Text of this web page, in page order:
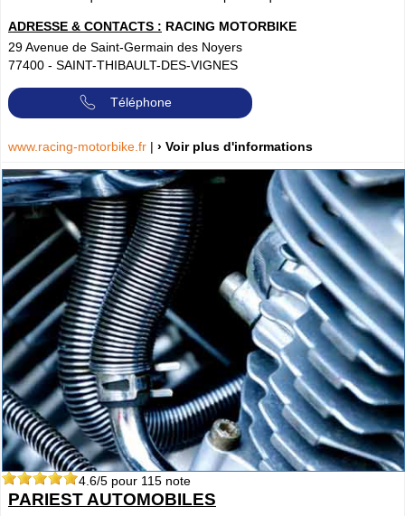
ADRESSE & CONTACTS : RACING MOTORBIKE
29 Avenue de Saint-Germain des Noyers
77400 - SAINT-THIBAULT-DES-VIGNES
Téléphone
www.racing-motorbike.fr | › Voir plus d'informations
4.6/5 pour 115 note
PARIEST AUTOMOBILES